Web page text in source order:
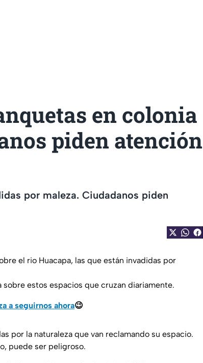
en colonia
piden atención
por maleza. Ciudadanos piden
el rio Huacapa, las que están invadidas por
estos espacios que cruzan diariamente.
a seguirnos ahora😉
por la naturaleza que van reclamando su espacio.
puede ser peligroso.